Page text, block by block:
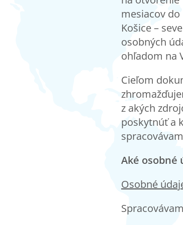
mesiacov
Košice –
osobných
ohľadom na
Cieľom
z akých
poskytnúť a
Aké osobné
Osobné